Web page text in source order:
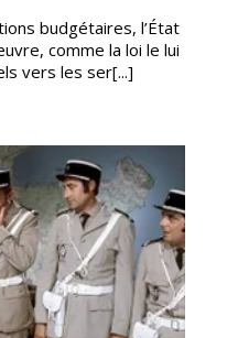
budgétaires, l’État
comme la loi le lui
vers les ser[...]